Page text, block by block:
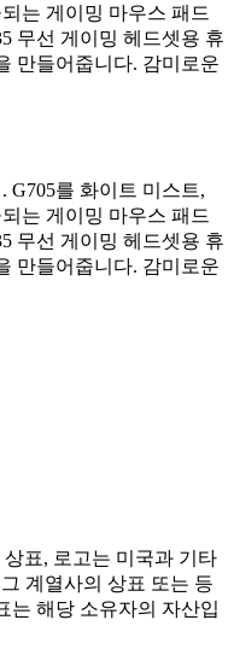
는 게이밍 마우스 패드
무선 게이밍 헤드셋용 휴
만들어줍니다. 감미로운
G705를 화이트 미스트,
는 게이밍 마우스 패드
무선 게이밍 헤드셋용 휴
만들어줍니다. 감미로운
상표, 로고는 미국과 기타
계열사의 상표 또는 등
는 해당 소유자의 자산입